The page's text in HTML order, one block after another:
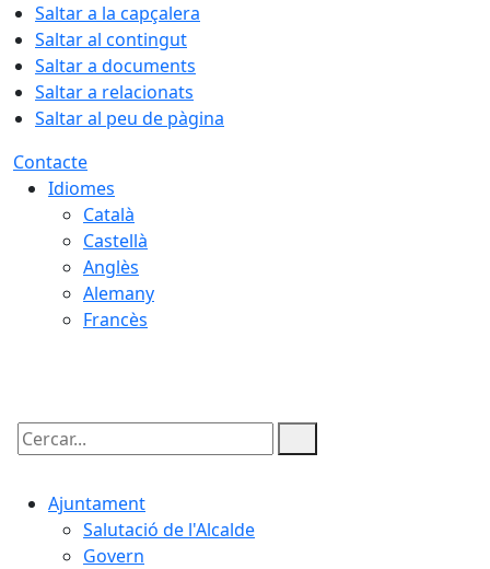
Saltar a la capçalera
Saltar al contingut
Saltar a documents
Saltar a relacionats
Saltar al peu de pàgina
Contacte
Idiomes
Català
Castellà
Anglès
Alemany
Francès
Cercar:
Ajuntament
Salutació de l'Alcalde
Govern